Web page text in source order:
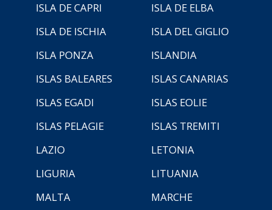
ISLA DE CAPRI
ISLA DE ELBA
ISLA DE ISCHIA
ISLA DEL GIGLIO
ISLA PONZA
ISLANDIA
ISLAS BALEARES
ISLAS CANARIAS
ISLAS EGADI
ISLAS EOLIE
ISLAS PELAGIE
ISLAS TREMITI
LAZIO
LETONIA
LIGURIA
LITUANIA
MALTA
MARCHE